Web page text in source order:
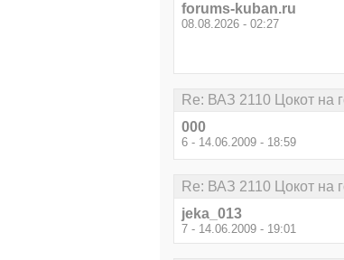
forums-kuban.ru
08.08.2026 - 02:27
Re: ВАЗ 2110 Цокот на
000
6 - 14.06.2009 - 18:59
Re: ВАЗ 2110 Цокот на
jeka_013
7 - 14.06.2009 - 19:01